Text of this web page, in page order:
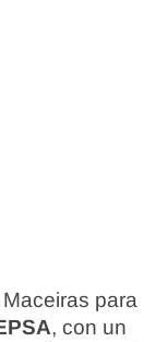
para
, con un